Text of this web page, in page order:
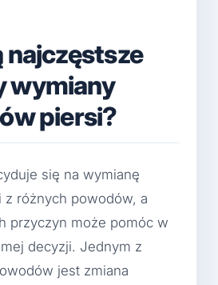
najczęstsze
wymiany
piersi?
się na wymianę
z różnych powodów, a
przyczyn może pomóc w
decyzji. Jednym z
jest zmiana